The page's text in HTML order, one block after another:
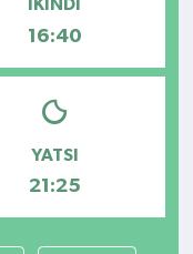
İKINDI
16:40
YATSI
21:25